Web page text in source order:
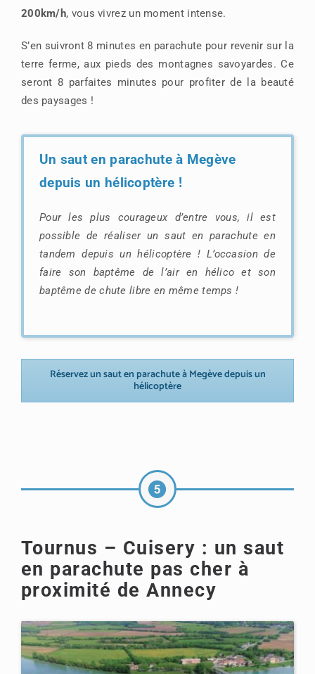
200km/h, vous vivrez un moment intense.
S’en suivront 8 minutes en parachute pour revenir sur la
terre ferme, aux pieds des montagnes savoyardes. Ce
seront 8 parfaites minutes pour profiter de la beauté
des paysages !
Un saut en parachute à Megève
depuis un hélicoptère !
Pour les plus courageux d’entre vous, il est
possible de réaliser un saut en parachute en
tandem depuis un hélicoptère ! L’occasion de
faire son baptême de l’air en hélico et son
baptême de chute libre en même temps !
Réservez un saut en parachute à Megève depuis un
hélicoptère
Tournus – Cuisery : un saut
en parachute pas cher à
proximité de Annecy